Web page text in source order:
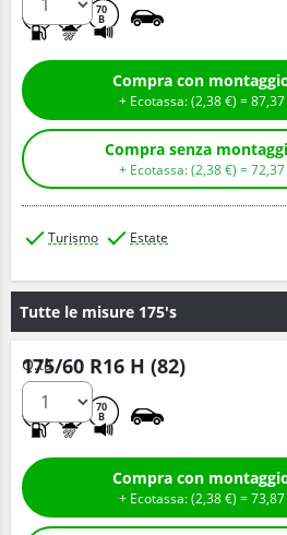
70
B
+ Ecotassa: (2,38€ ) =87,37
+ Ecotassa: (2,38€ ) =72,37
Turismo Estate
Tutte le misure 175's
175/60 R16 H (82)
70
B
Q.tà
+ Ecotassa: (2,38€ ) =73,87